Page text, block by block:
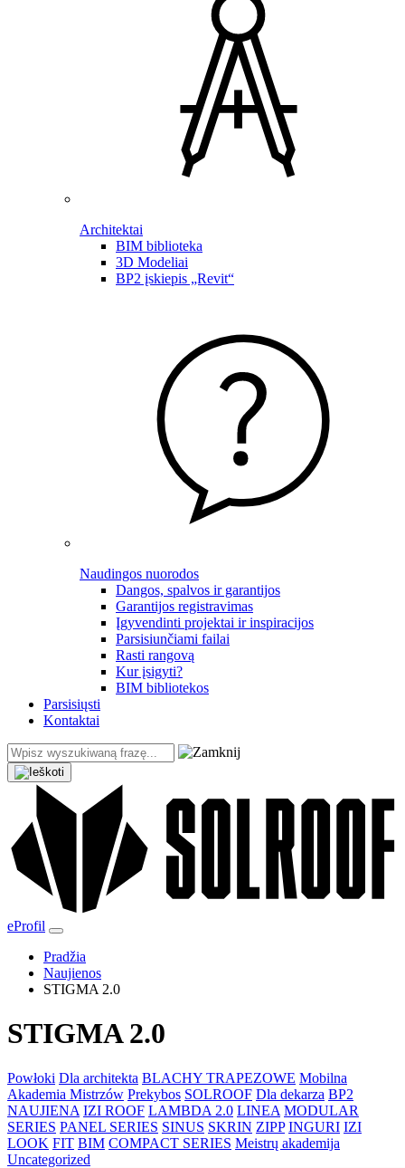
Architektai
BIM biblioteka
3D Modeliai
BP2 įskiepis „Revit“
Naudingos nuorodos
Dangos, spalvos ir garantijos
Garantijos registravimas
Įgyvendinti projektai ir inspiracijos
Parsisiunčiami failai
Rasti rangovą
Kur įsigyti?
BIM bibliotekos
Parsisiųsti
Kontaktai
eProfil
Pradžia
Naujienos
STIGMA 2.0
STIGMA 2.0
Powłoki Dla architekta BLACHY TRAPEZOWE Mobilna
Akademia Mistrzów Prekybos SOLROOF Dla dekarza BP2
NAUJIENA IZI ROOF LAMBDA 2.0 LINEA MODULAR
SERIES PANEL SERIES SINUS SKRIN ZIPP INGURI IZI
LOOK FIT BIM COMPACT SERIES Meistrų akademija
Uncategorized